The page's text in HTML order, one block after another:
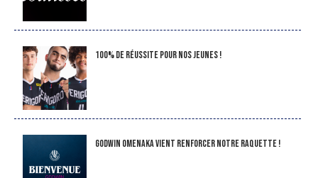
100% de réussite pour nos jeunes !
Godwin Omenaka vient renforcer notre raquette !